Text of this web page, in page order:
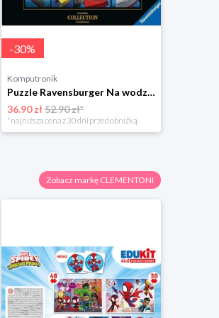
-30%
Komputronik
Puzzle Ravensburger Na wodzie 1000 el.
36.90 zł52.90 zł*
*najniższa cena z 30 dni przed obniżką
Zobacz markę CLEMENTONI